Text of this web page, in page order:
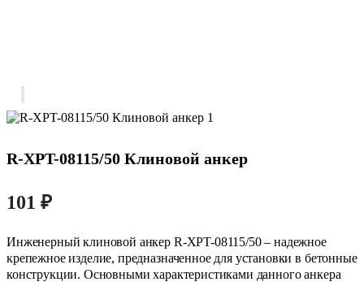
R-XPT-08115/50 Клиновой анкер
101 ₽
Инженерный клиновой анкер R-XPT-08115/50 – надежное
крепежное изделие, предназначенное для установки в бетонные
конструкции. Основными характеристиками данного анкера